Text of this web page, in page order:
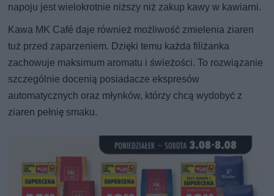
napoju jest wielokrotnie niższy niż zakup kawy w kawiarni.
Kawa MK Café daje również możliwość zmielenia ziaren
tuż przed zaparzeniem. Dzięki temu każda filiżanka
zachowuje maksimum aromatu i świeżości. To rozwiązanie
szczególnie docenią posiadacze ekspresów
automatycznych oraz młynków, którzy chcą wydobyć z
ziaren pełnię smaku.